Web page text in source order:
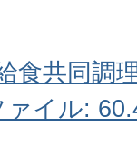
食共同調
イル: